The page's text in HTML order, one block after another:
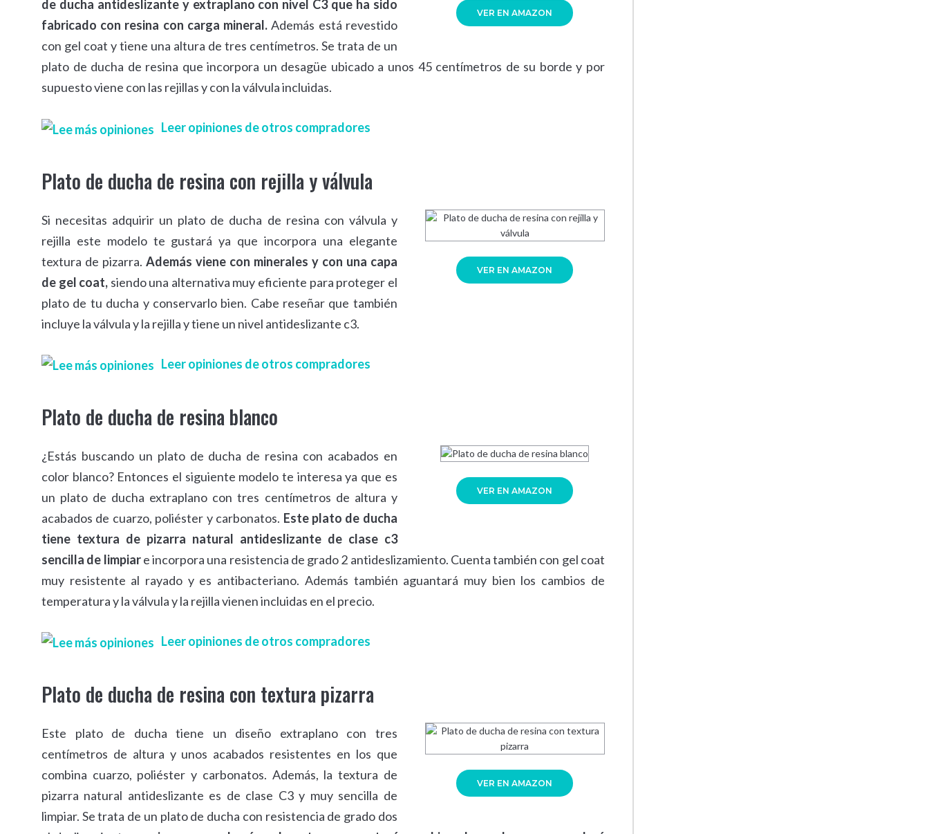
VER EN AMAZON
de ducha antideslizante y extraplano con nivel C3 que ha sido
fabricado con resina con carga mineral. Además está revestido
con gel coat y tiene una altura de tres centímetros. Se trata de un
plato de ducha de resina que incorpora un desagüe ubicado a unos 45 centímetros de su borde y por
supuesto viene con las rejillas y con la válvula incluidas.
Leer opiniones de otros compradores
Plato de ducha de resina con rejilla y válvula
VER EN AMAZON
Si necesitas adquirir un plato de ducha de resina con válvula y
rejilla este modelo te gustará ya que incorpora una elegante
textura de pizarra. Además viene con minerales y con una capa
de gel coat, siendo una alternativa muy eficiente para proteger el
plato de tu ducha y conservarlo bien. Cabe reseñar que también
incluye la válvula y la rejilla y tiene un nivel antideslizante c3.
Leer opiniones de otros compradores
Plato de ducha de resina blanco
VER EN AMAZON
¿Estás buscando un plato de ducha de resina con acabados en
color blanco? Entonces el siguiente modelo te interesa ya que es
un plato de ducha extraplano con tres centímetros de altura y
acabados de cuarzo, poliéster y carbonatos. Este plato de ducha
tiene textura de pizarra natural antideslizante de clase c3
sencilla de limpiare incorpora una resistencia de grado 2 antideslizamiento. Cuenta también con gel coat
muy resistente al rayado y es antibacteriano. Además también aguantará muy bien los cambios de
temperatura y la válvula y la rejilla vienen incluidas en el precio.
Leer opiniones de otros compradores
Plato de ducha de resina con textura pizarra
VER EN AMAZON
Este plato de ducha tiene un diseño extraplano con tres
centímetros de altura y unos acabados resistentes en los que
combina cuarzo, poliéster y carbonatos. Además, la textura de
pizarra natural antideslizante es de clase C3 y muy sencilla de
limpiar. Se trata de un plato de ducha con resistencia de grado dos